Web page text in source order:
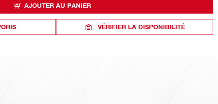
AJOUTER AU PANIER
VÉRIFIER LA DISPONIBILITÉ